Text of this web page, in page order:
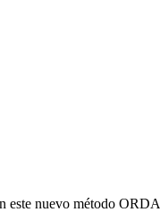
este nuevo método ORDA